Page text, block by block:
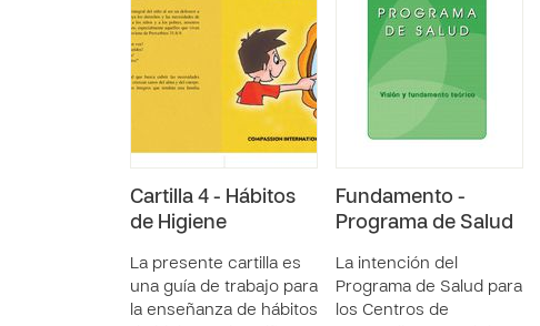
Cartilla 4 - Hábitos
de Higiene
La presente cartilla es
una guía de trabajo para
la enseñanza de hábitos
Fundamento -
Programa de Salud
La intención del
Programa de Salud para
los Centros de